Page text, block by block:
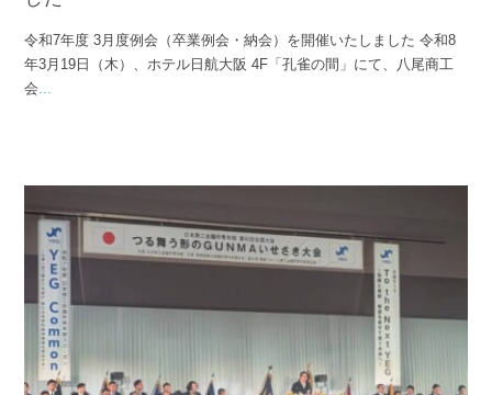
令和7年度 3月度例会（卒業例会・納会）を開催いたしました 令和8
年3月19日（木）、ホテル日航大阪 4F「孔雀の間」にて、八尾商工
会